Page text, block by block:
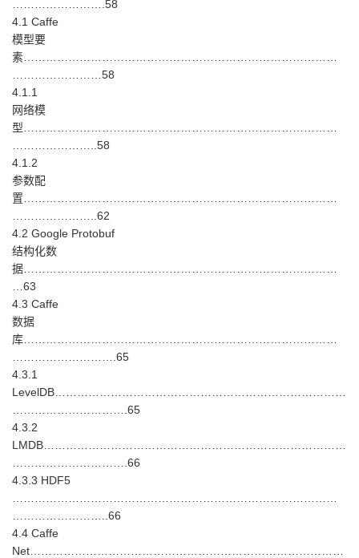
…………………….58
4.1 Caffe
模型要
素…………………………………………………………………………
……………………58
4.1.1
网络模
型…………………………………………………………………………
…………………..58
4.1.2
参数配
置…………………………………………………………………………
…………………..62
4.2 Google Protobuf
结构化数
据…………………………………………………………………………
…63
4.3 Caffe
数据
库…………………………………………………………………………
……………………….65
4.3.1
LevelDB……………………………………………………………………
………………………….65
4.3.2
LMDB………………………………………………………………………
………………………….66
4.3.3 HDF5
……………………..66
4.4 Caffe
Net…………………………………………………………………………